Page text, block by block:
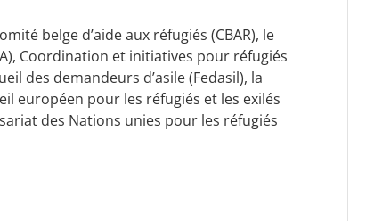
belge d’aide aux réfugiés (CBAR), le
Coordination et initiatives pour réfugiés
des demandeurs d’asile (Fedasil), la
européen pour les réfugiés et les exilés
des Nations unies pour les réfugiés